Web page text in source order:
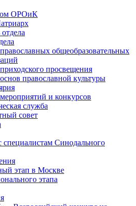
ОРОиК
общеобразовательных
просвещения
православной культуры
и конкурсов
служба
совет
специалистам Синодального
этап в Москве
этапа